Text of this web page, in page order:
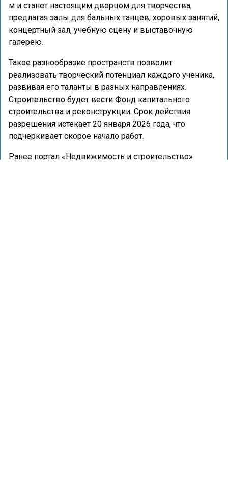
м и станет настоящим дворцом для творчества,
предлагая залы для бальных танцев, хоровых занятий,
концертный зал, учебную сцену и выставочную
галерею.
Такое разнообразие пространств позволит
реализовать творческий потенциал каждого ученика,
развивая его таланты в разных направлениях.
Строительство будет вести Фонд капитального
строительства и реконструкции. Срок действия
разрешения истекает 20 января 2026 года, что
подчеркивает скорое начало работ.
Ранее портал «Недвижимость и строительство»